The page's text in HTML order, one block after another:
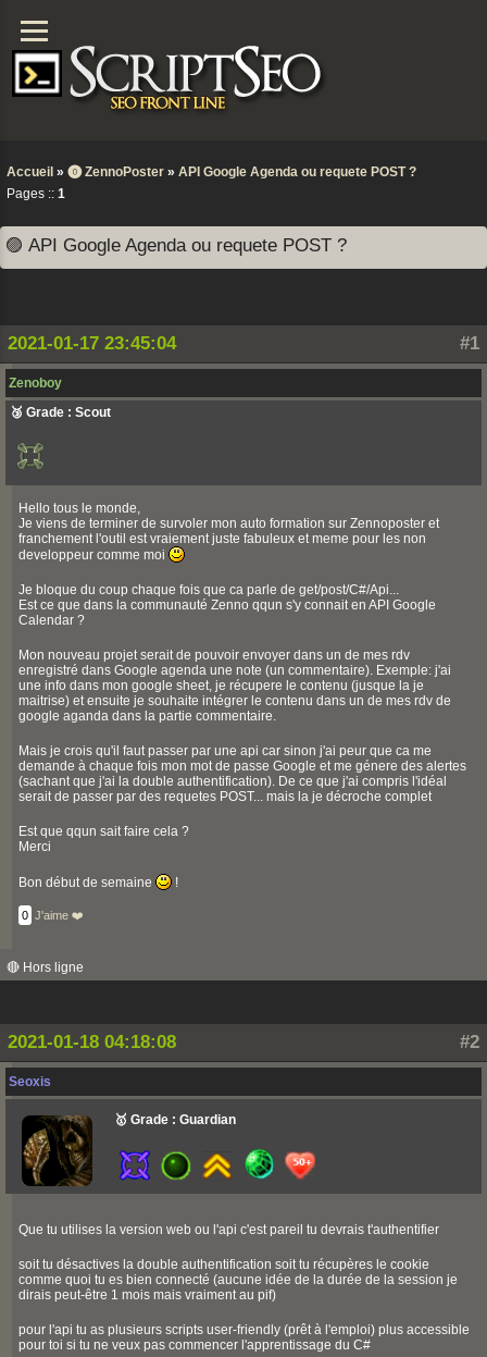
Accueil » ⓿ ZennoPoster » API Google Agenda ou requete POST ?
Pages :: 1
🟣 API Google Agenda ou requete POST ?
#1
2021-01-17 23:45:04
Zenoboy
🥉 Grade : Scout
Hello tous le monde,
Je viens de terminer de survoler mon auto formation sur Zennoposter et
franchement l'outil est vraiement juste fabuleux et meme pour les non
developpeur comme moi
Je bloque du coup chaque fois que ca parle de get/post/C#/Api...
Est ce que dans la communauté Zenno qqun s'y connait en API Google
Calendar ?
Mon nouveau projet serait de pouvoir envoyer dans un de mes rdv
enregistré dans Google agenda une note (un commentaire). Exemple: j'ai
une info dans mon google sheet, je récupere le contenu (jusque la je
maitrise) et ensuite je souhaite intégrer le contenu dans un de mes rdv de
google aganda dans la partie commentaire.
Mais je crois qu'il faut passer par une api car sinon j'ai peur que ca me
demande à chaque fois mon mot de passe Google et me génere des alertes
(sachant que j'ai la double authentification). De ce que j'ai compris l'idéal
serait de passer par des requetes POST... mais la je décroche complet
Est que qqun sait faire cela ?
Merci
Bon début de semaine !
0 J'aime ❤️
🔴 Hors ligne
#2
2021-01-18 04:18:08
Seoxis
🥇 Grade : Guardian
Que tu utilises la version web ou l'api c'est pareil tu devrais t'authentifier
soit tu désactives la double authentification soit tu récupères le cookie
comme quoi tu es bien connecté (aucune idée de la durée de la session je
dirais peut-être 1 mois mais vraiment au pif)
pour l'api tu as plusieurs scripts user-friendly (prêt à l'emploi) plus accessible
pour toi si tu ne veux pas commencer l'apprentissage du C#